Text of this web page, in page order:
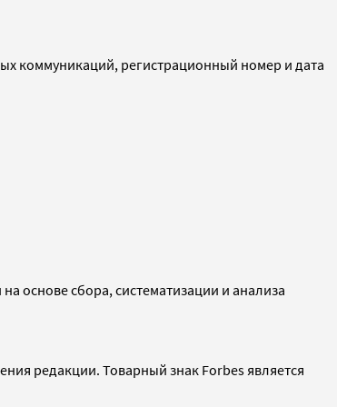
коммуникаций, регистрационный номер и дата
основе сбора, систематизации и анализа
редакции. Товарный знак Forbes является